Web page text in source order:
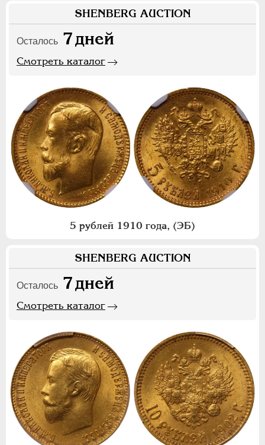
SHENBERG AUCTION
Осталось 7дней
Смотреть каталог
5 рублей 1910 года, (ЭБ)
SHENBERG AUCTION
Осталось 7дней
Смотреть каталог